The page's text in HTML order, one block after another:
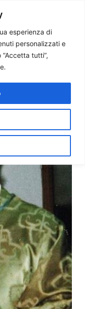
esperienza di
personalizzati e
tutti”,
di